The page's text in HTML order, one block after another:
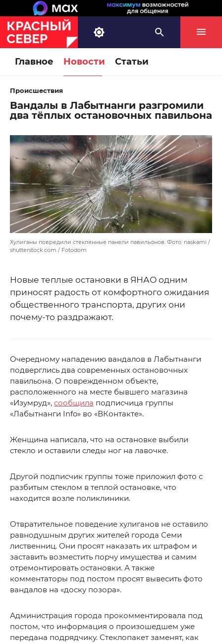
Главное Новости Статьи
Происшествия
Вандалы в Лабытнанги разгромили
два тёплых остановочных павильона
Хулиганы повредили стеклянные панели павильонов. Фото: naskami /
shutterstock.com / Fotodom
Новые теплые остановки в ЯНАО одним
приносят радость от комфортного ожидания
общественного транспорта, других они
почему-то раздражают.
Очередному нападению вандалов в Лабытнанги
подверглись два современных остановочных
павильона. О поврежденном объекте,
расположенного на месте бывшего магазина
«Изумруд», сообщила подписчица группы
«Лабытнанги Info» во «ВКонтакте».
Женщина написала, что на остановке выбили
стекло и оставили следы ног на лавочке.
Другой подписчик группы тоже приложил фото с
разбитым стеклом в теплой остановке, что
находится возле поликлиники.
Отвратительное поведение хулиганов не оставило
равнодушным других жителей города Семи
лиственниц. Они просят наказать их штрафом и
заставить возместить порчу имущества и самим
отремонтировать остановки. А также
комментаторы под постом просят вывесить фото
вандалов на «доску позора».
Администрация города прокомментировала под
постом, что информация о произошедшем уже
передана подрядчику. Стеклопакет заменят, как